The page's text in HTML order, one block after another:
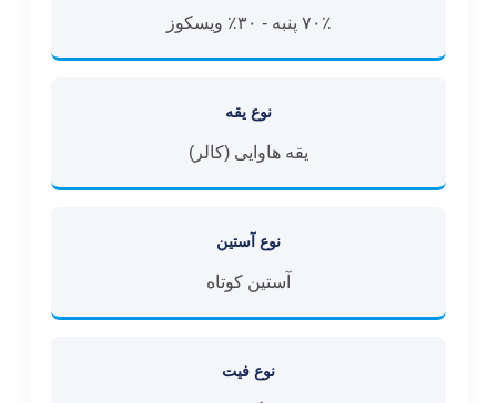
۷۰٪ پنبه - ۳۰٪ ویسکوز
نوع یقه
یقه هاوایی (کالر)
نوع آستین
آستین کوتاه
نوع فیت